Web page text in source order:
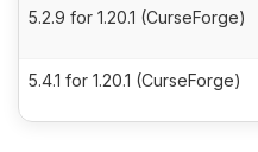
5.2.9 for 1.20.1 (CurseForge)
5.4.1 for 1.20.1 (CurseForge)